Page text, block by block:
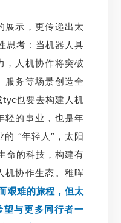
展示，更传递出太
思考：当机器人具
，人机协作将突破
服务等场景创造全
也要去构建人机
轻的事业，也是年
“年轻人”，太阳
命的科技，构建有
机协作生态。稚晖
艰难的旅程，但太
与更多同行者一